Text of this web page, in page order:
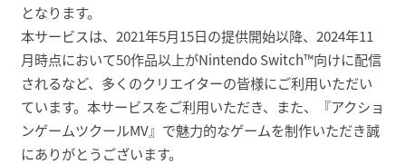
となります。
本サービスは、2021年5月15日の提供開始以降、2024年11
月時点において50作品以上がNintendo Switch™向けに配信
されるなど、多くのクリエイターの皆様にご利用いただい
ています。本サービスをご利用いただき、また、『アクショ
ンゲームツクールMV』で魅力的なゲームを制作いただき誠
にありがとうございます。